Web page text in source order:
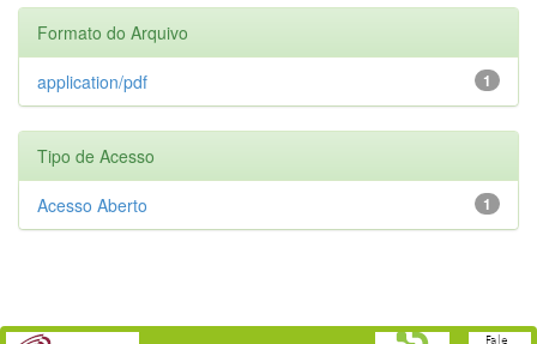
Formato do Arquivo
1
application/pdf
Tipo de Acesso
1
Acesso Aberto